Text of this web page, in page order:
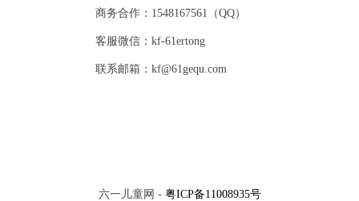
商务合作：1548167561（QQ）
客服微信：kf-61ertong
联系邮箱：kf@61gequ.com
六一儿童网 - 粤ICP备11008935号